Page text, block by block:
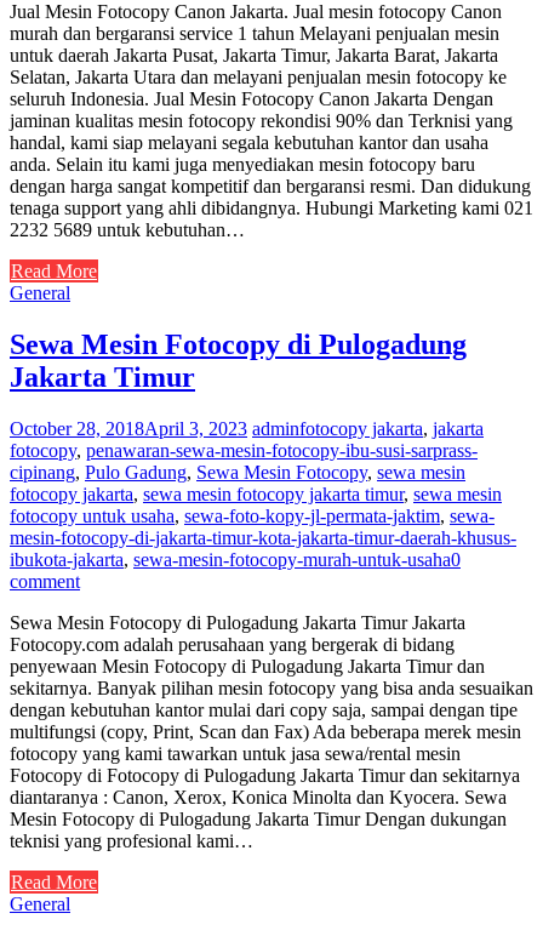
Jual Mesin Fotocopy Canon Jakarta. Jual mesin fotocopy Canon
murah dan bergaransi service 1 tahun Melayani penjualan mesin
untuk daerah Jakarta Pusat, Jakarta Timur, Jakarta Barat, Jakarta
Selatan, Jakarta Utara dan melayani penjualan mesin fotocopy ke
seluruh Indonesia. Jual Mesin Fotocopy Canon Jakarta Dengan
jaminan kualitas mesin fotocopy rekondisi 90% dan Terknisi yang
handal, kami siap melayani segala kebutuhan kantor dan usaha
anda. Selain itu kami juga menyediakan mesin fotocopy baru
dengan harga sangat kompetitif dan bergaransi resmi. Dan didukung
tenaga support yang ahli dibidangnya. Hubungi Marketing kami 021
2232 5689 untuk kebutuhan…
Read More
General
Sewa Mesin Fotocopy di Pulogadung
Jakarta Timur
October 28, 2018April 3, 2023 adminfotocopy jakarta, jakarta
fotocopy, penawaran-sewa-mesin-fotocopy-ibu-susi-sarprass-
cipinang, Pulo Gadung, Sewa Mesin Fotocopy, sewa mesin
fotocopy jakarta, sewa mesin fotocopy jakarta timur, sewa mesin
fotocopy untuk usaha, sewa-foto-kopy-jl-permata-jaktim, sewa-
mesin-fotocopy-di-jakarta-timur-kota-jakarta-timur-daerah-khusus-
ibukota-jakarta, sewa-mesin-fotocopy-murah-untuk-usaha0
comment
Sewa Mesin Fotocopy di Pulogadung Jakarta Timur Jakarta
Fotocopy.com adalah perusahaan yang bergerak di bidang
penyewaan Mesin Fotocopy di Pulogadung Jakarta Timur dan
sekitarnya. Banyak pilihan mesin fotocopy yang bisa anda sesuaikan
dengan kebutuhan kantor mulai dari copy saja, sampai dengan tipe
multifungsi (copy, Print, Scan dan Fax) Ada beberapa merek mesin
fotocopy yang kami tawarkan untuk jasa sewa/rental mesin
Fotocopy di Fotocopy di Pulogadung Jakarta Timur dan sekitarnya
diantaranya : Canon, Xerox, Konica Minolta dan Kyocera. Sewa
Mesin Fotocopy di Pulogadung Jakarta Timur Dengan dukungan
teknisi yang profesional kami…
Read More
General